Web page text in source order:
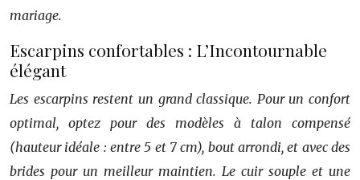
mariage.
Escarpins confortables : L’Incontournable
élégant
Les escarpins restent un grand classique. Pour un confort
optimal, optez pour des modèles à talon compensé
(hauteur idéale : entre 5 et 7 cm), bout arrondi, et avec des
brides pour un meilleur maintien. Le cuir souple et une